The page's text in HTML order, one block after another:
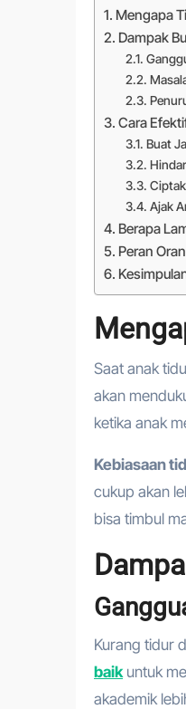
Mengapa
Dampak
Cara
Buat
Ajak
Berapa
Peran
Saat anak
akan
ketika anak
Kebiasaan
cukup akan
bisa timbul
Kurang tidur
baikuntuk
akademik